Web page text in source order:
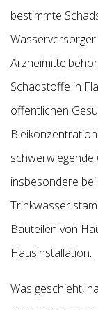
bestimmte
Schadstoffe in
öffentlichen
insbesondere
Trinkwasser
Bauteilen von
Hausinstallation.
Was geschieht,